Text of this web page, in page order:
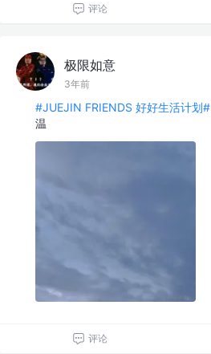
评论
极限如意
3年前
#JUEJIN FRIENDS 好好生活计划#
温
评论